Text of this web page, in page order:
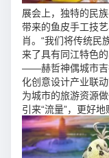
展会上，独特的民
带来的鱼皮手工技
肖。“我们将传统民
来了具有同江特色
——赫哲神偶城市吉
化创意设计产业联
为城市的旅游资源
引来“流量”，更好地